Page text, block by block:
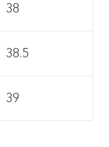
38
38.5
39